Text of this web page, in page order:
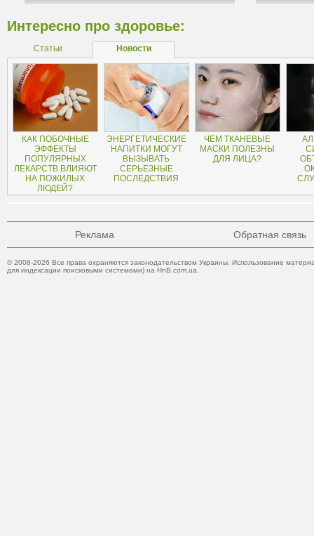
Интересно про здоровье:
Статьи Новости
КАК ПОБОЧНЫЕ
ЭФФЕКТЫ
ПОПУЛЯРНЫХ
ЛЕКАРСТВ ВЛИЯЮТ
НА ПОЖИЛЫХ
ЛЮДЕЙ?
ЭНЕРГЕТИЧЕСКИЕ
НАПИТКИ МОГУТ
ВЫЗЫВАТЬ
СЕРЬЕЗНЫЕ
ПОСЛЕДСТВИЯ
ЧЕМ ТКАНЕВЫЕ
МАСКИ ПОЛЕЗНЫ
ДЛЯ ЛИЦА?
Реклама Обратная связь
© 2008-2026 Все права охраняются законодательством Украины. Использование
для индексации поисковыми системами) на HnB.com.ua.